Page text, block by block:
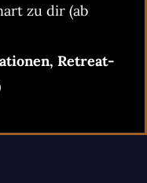
zu dir (ab
Retreat-